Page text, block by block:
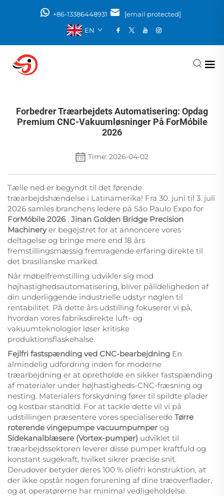
+86-13386448931
[email protected]
EN
Forbedrer Træarbejdets Automatisering: Opdag
Premium CNC-Vakuumløsninger På ForMóbile
2026
Time: 2026-04-02
Tælle ned er begyndt til det førende
træarbejdshændelse i Latinamerika! Fra 30. juni til 3. juli
2026 samles branchens ledere på São Paulo Expo for
ForMóbile 2026 . Jinan Golden Bridge Precision
Machineryer begejstret for at annoncere vores
deltagelse og bringe mere end 18 års
fremstillingsmæssig fremragende erfaring direkte til
det brasilianske marked.
Når møbelfremstilling udvikler sig mod
højhastighedsautomatisering, bliver pålideligheden af
din underliggende industrielle udstyr nøglen til
rentabilitet. På dette års udstilling fokuserer vi på,
hvordan vores fabriksdirekte luft- og
vakuumteknologier løser kritiske
produktionsflaskehalse.
Fejlfri fastspænding ved CNC-bearbejdning En
almindelig udfordring inden for moderne
træarbejdning er at opretholde en sikker fastspænding
af materialer under højhastigheds-CNC-fræsning og
nesting. Materialers forskydning fører til spildte plader
og kostbar standtid. For at tackle dette vil vi på
udstillingen præsentere vores specialiserede Tørre
roterende vingepumpe vacuumpumper og
Sidekanalblæsere (Vortex-pumper) udviklet til
træarbejdssektoren leverer disse pumper kraftfuld og
konstant sugekraft, hvilket sikrer præcise snit.
Derudover betyder deres 100 % oliefri konstruktion, at
der ikke opstår nogen forurening af dine træoverflader,
og at operatørerne har minimal vedligeholdelse.